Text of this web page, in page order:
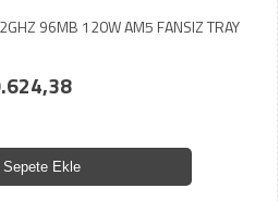
96MB 120W AM5 FANSIZ TRAY
Sepete Ekle